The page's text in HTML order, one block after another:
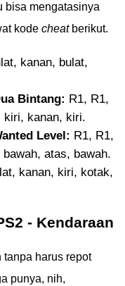
bisa mengatasinya
kode cheatberikut.
kanan, bulat,
Bintang: R1, R1,
kiri, kanan, kiri.
Level: R1, R1,
atas, bawah.
kanan, kiri, kotak,
- Kendaraan
tanpa harus repot
punya, nih,